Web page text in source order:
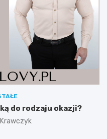
do rodzaju okazji?